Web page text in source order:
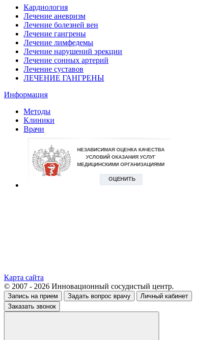
Кардиология
Лечение аневризм
Лечение болезней вен
Лечение гангрены
Лечение лимфедемы
Лечение нарушений эрекции
Лечение сонных артерий
Лечение суставов
ЛЕЧЕНИЕ ГАНГРЕНЫ
Информация
Методы
Клиники
Врачи
Карта сайта
© 2007 - 2026 Инновационный сосудистый центр.
Запись на прием Задать вопрос врачу
Личный кабинет
Заказать звонок